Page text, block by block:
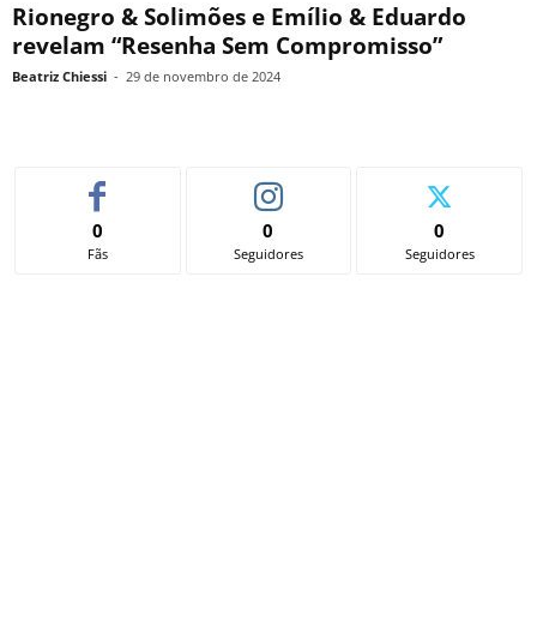
Rionegro & Solimões e Emílio & Eduardo
revelam “Resenha Sem Compromisso”
Beatriz Chiessi - 29 de novembro de 2024
0
Fãs
0
Seguidores
0
Seguidores